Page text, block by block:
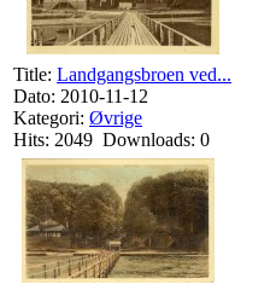
Title: Landgangsbroen ved...
Dato: 2010-11-12
Kategori: Øvrige
Hits: 2049 Downloads: 0